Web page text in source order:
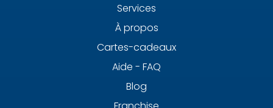
Services
À propos
Cartes-cadeaux
Aide - FAQ
Blog